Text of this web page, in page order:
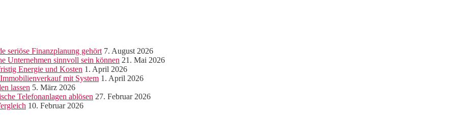
seriöse Finanzplanung gehört 7. August 2026
Unternehmen sinnvoll sein können 21. Mai 2026
Energie und Kosten 1. April 2026
mit System 1. April 2026
lassen 5. März 2026
Telefonanlagen ablösen 27. Februar 2026
10. Februar 2026